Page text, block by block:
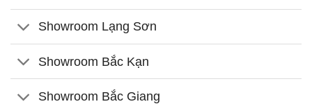
Showroom Lạng Sơn
Showroom Bắc Kạn
Showroom Bắc Giang